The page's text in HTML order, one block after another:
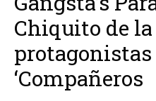
Chiquito de
protagonistas
‘Compañeros